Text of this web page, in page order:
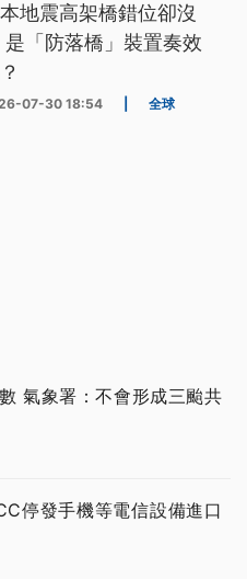
地震高架橋錯位卻沒
是「防落橋」裝置奏效
07-30 18:54 全球
氣象署：不會形成三颱共
停發手機等電信設備進口